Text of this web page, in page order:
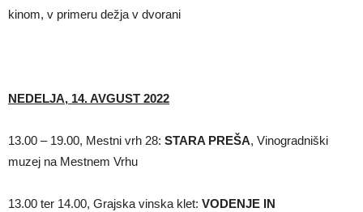
kinom, v primeru dežja v dvorani
NEDELJA, 14. AVGUST 2022
13.00 – 19.00, Mestni vrh 28: STARA PREŠA, Vinogradniški
muzej na Mestnem Vrhu
13.00 ter 14.00, Grajska vinska klet: VODENJE IN